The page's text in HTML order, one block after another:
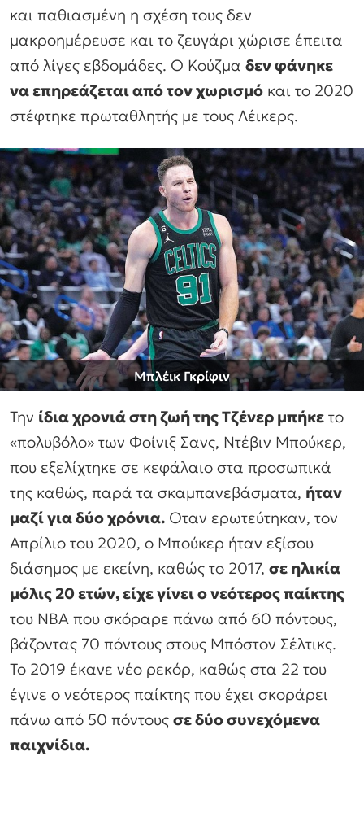
και παθιασμένη η σχέση τους δεν
μακροημέρευσε και το ζευγάρι χώρισε έπειτα
από λίγες εβδομάδες. Ο Κούζμα δεν φάνηκε
να επηρεάζεται από τον χωρισμό και το 2020
στέφτηκε πρωταθλητής με τους Λέικερς.
Μπλέικ Γκρίφιν
Την ίδια χρονιά στη ζωή της Τζένερ μπήκε το
«πολυβόλο» των Φοίνιξ Σανς, Ντέβιν Μπούκερ,
που εξελίχτηκε σε κεφάλαιο στα προσωπικά
της καθώς, παρά τα σκαμπανεβάσματα, ήταν
μαζί για δύο χρόνια. Οταν ερωτεύτηκαν, τον
Απρίλιο του 2020, ο Μπούκερ ήταν εξίσου
διάσημος με εκείνη, καθώς το 2017, σε ηλικία
μόλις 20 ετών, είχε γίνει ο νεότερος παίκτης
του ΝΒΑ που σκόραρε πάνω από 60 πόντους,
βάζοντας 70 πόντους στους Μπόστον Σέλτικς.
Το 2019 έκανε νέο ρεκόρ, καθώς στα 22 του
έγινε ο νεότερος παίκτης που έχει σκοράρει
πάνω από 50 πόντους σε δύο συνεχόμενα
παιχνίδια.